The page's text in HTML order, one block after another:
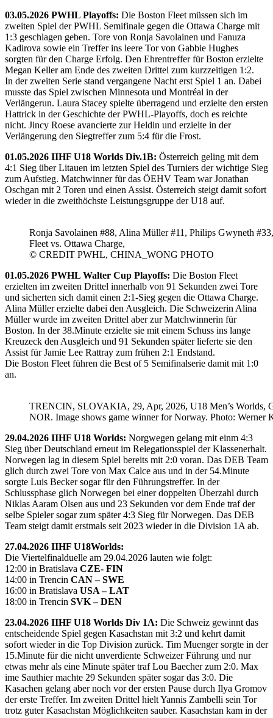
03.05.2026 PWHL Playoffs: Die Boston Fleet müssen sich im
zweiten Spiel der PWHL Semifinale gegen die Ottawa Charge mit
1:3 geschlagen geben. Tore von Ronja Savolainen und Fanuza
Kadirova sowie ein Treffer ins leere Tor von Gabbie Hughes
sorgten für den Charge Erfolg. Den Ehrentreffer für Boston erzielte
Megan Keller am Ende des zweiten Drittel zum kurzzeitigen 1:2.
In der zweiten Serie stand vergangene Nacht erst Spiel 1 an. Dabei
musste das Spiel zwischen Minnesota und Montréal in der
Verlängerun. Laura Stacey spielte überragend und erzielte den ersten
Hattrick in der Geschichte der PWHL-Playoffs, doch es reichte
nicht. Jincy Roese avancierte zur Heldin und erzielte in der
Verlängerung den Siegtreffer zum 5:4 für die Frost.
01.05.2026 IIHF U18 Worlds Div.1B: Österreich geling mit dem
4:1 Sieg über Litauen im letzten Spiel des Turniers der wichtige Sieg
zum Aufstieg. Matchwinner für das ÖEHV Team war Jonathan
Oschgan mit 2 Toren und einen Assist. Österreich steigt damit sofort
wieder in die zweithöchste Leistungsgruppe der U18 auf.
Ronja Savolainen #88, Alina Müller #11, Philips Gwyneth
Fleet vs. Ottawa Charge,
© CREDIT PWHL, CHINA_WONG PHOTO
01.05.2026 PWHL Walter Cup Playoffs: Die Boston Fleet
erzielten im zweiten Drittel innerhalb von 91 Sekunden zwei Tore
und sicherten sich damit einen 2:1-Sieg gegen die Ottawa Charge.
Alina Müller erzielte dabei den Ausgleich. Die Schweizerin Alina
Müller wurde im zweiten Drittel aber zur Matchwinnerin für
Boston. In der 38.Minute erzielte sie mit einem Schuss ins lange
Kreuzeck den Ausgleich und 91 Sekunden später lieferte sie den
Assist für Jamie Lee Rattray zum frühen 2:1 Endstand.
Die Boston Fleet führen die Best of 5 Semifinalserie damit mit 1:0
an.
TRENCIN, SLOVAKIA, 29, Apr, 2026, U18 Men’s Worlds,
NOR. Image shows game winner for Norway. Photo: Werner
29.04.2026 IIHF U18 Worlds: Norgwegen gelang mit einm 4:3
Sieg über Deutschland erneut im Relegationsspiel der Klassenerhalt.
Norwegen lag in diesem Spiel bereits mit 2:0 voran. Das DEB Team
glich durch zwei Tore von Max Calce aus und in der 54.Minute
sorgte Luis Becker sogar für den Führungstreffer. In der
Schlussphase glich Norwegen bei einer doppelten Überzahl durch
Niklas Aaram Olsen aus und 23 Sekunden vor dem Ende traf der
selbe Spieler sogar zum später 4:3 Sieg für Norwegen. Das DEB
Team steigt damit erstmals seit 2023 wieder in die Division 1A ab.
27.04.2026 IIHF U18Worlds:
Die Viertelfinalduelle am 29.04.2026 lauten wie folgt:
12:00 in Bratislava CZE- FIN
14:00 in Trencin CAN – SWE
16:00 in Bratislava USA – LAT
18:00 in Trencin SVK – DEN
23.04.2026 IIHF U18 Worlds Div 1A: Die Schweiz gewinnt das
entscheidende Spiel gegen Kasachstan mit 3:2 und kehrt damit
sofort wieder in die Top Division zurück. Tim Muenger sorgte in der
15.Minute für die nicht unverdiente Schweizer Führung und nur
etwas mehr als eine Minute später traf Lou Baecher zum 2:0. Max
ime Sauthier machte 29 Sekunden später sogar das 3:0. Die
Kasachen gelang aber noch vor der ersten Pause durch Ilya Gromov
der erste Treffer. Im zweiten Drittel hielt Yannis Zambelli sein Tor
trotz guter Kasachstan Möglichkeiten sauber. Kasachstan kam in der